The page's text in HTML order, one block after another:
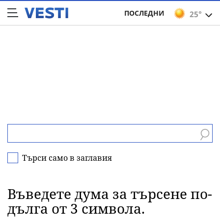
25°
ПОСЛЕДНИ
Търси само в заглавия
Въведете дума за търсене по-
дълга от 3 символа.